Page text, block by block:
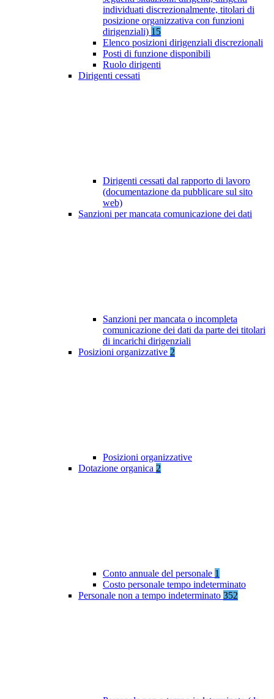
individuati discrezionalmente, titolari di
posizione organizzativa con funzioni
dirigenziali) 15
Elenco posizioni dirigenziali discrezionali
Posti di funzione disponibili
Ruolo dirigenti
Dirigenti cessati
Dirigenti cessati dal rapporto di lavoro
(documentazione da pubblicare sul sito
web)
Sanzioni per mancata comunicazione dei dati
Sanzioni per mancata o incompleta
comunicazione dei dati da parte dei titolari
di incarichi dirigenziali
Posizioni organizzative 2
Posizioni organizzative
Dotazione organica 2
Conto annuale del personale 1
Costo personale tempo indeterminato
Personale non a tempo indeterminato 352